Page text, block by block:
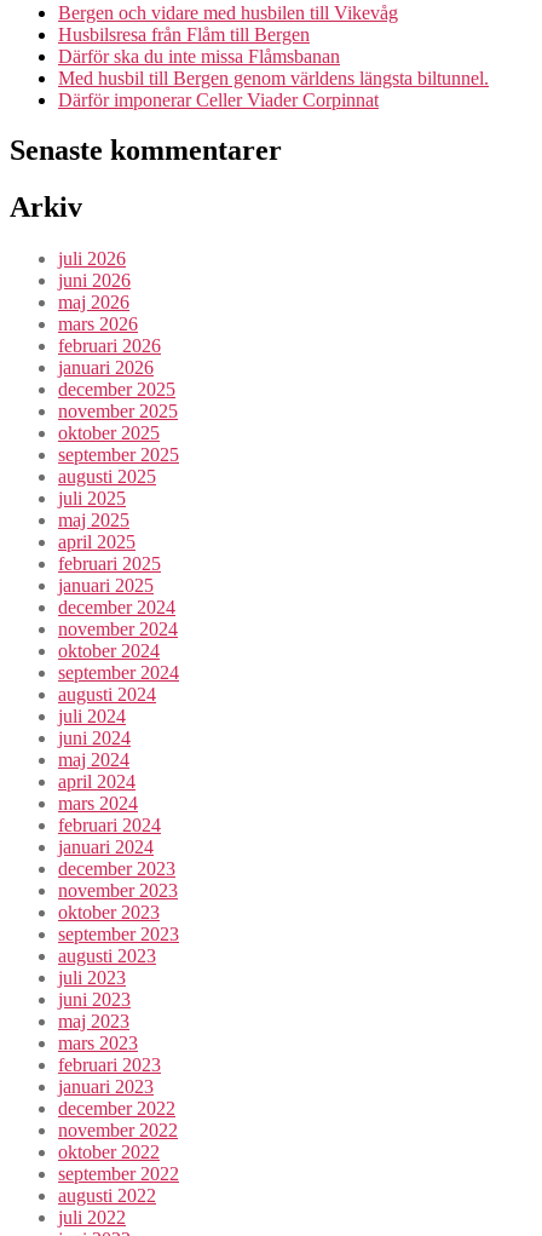
Bergen och vidare med husbilen till Vikevåg
Husbilsresa från Flåm till Bergen
Därför ska du inte missa Flåmsbanan
Med husbil till Bergen genom världens längsta biltunnel.
Därför imponerar Celler Viader Corpinnat
Senaste kommentarer
Arkiv
juli 2026
juni 2026
maj 2026
mars 2026
februari 2026
januari 2026
december 2025
november 2025
oktober 2025
september 2025
augusti 2025
juli 2025
maj 2025
april 2025
februari 2025
januari 2025
december 2024
november 2024
oktober 2024
september 2024
augusti 2024
juli 2024
juni 2024
maj 2024
april 2024
mars 2024
februari 2024
januari 2024
december 2023
november 2023
oktober 2023
september 2023
augusti 2023
juli 2023
juni 2023
maj 2023
mars 2023
februari 2023
januari 2023
december 2022
november 2022
oktober 2022
september 2022
augusti 2022
juli 2022